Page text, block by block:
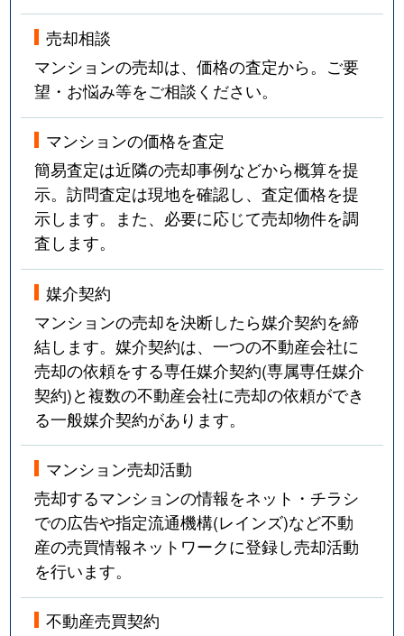
売却相談
マンションの売却は、価格の査定から。ご要
望・お悩み等をご相談ください。
マンションの価格を査定
簡易査定は近隣の売却事例などから概算を提
示。訪問査定は現地を確認し、査定価格を提
示します。また、必要に応じて売却物件を調
査します。
媒介契約
マンションの売却を決断したら媒介契約を締
結します。媒介契約は、一つの不動産会社に
売却の依頼をする専任媒介契約(専属専任媒介
契約)と複数の不動産会社に売却の依頼ができ
る一般媒介契約があります。
マンション売却活動
売却するマンションの情報をネット・チラシ
での広告や指定流通機構(レインズ)など不動
産の売買情報ネットワークに登録し売却活動
を行います。
不動産売買契約